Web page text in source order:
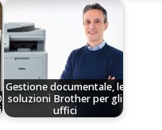
Gestione documentale, le
soluzioni Brother per gli
uffici